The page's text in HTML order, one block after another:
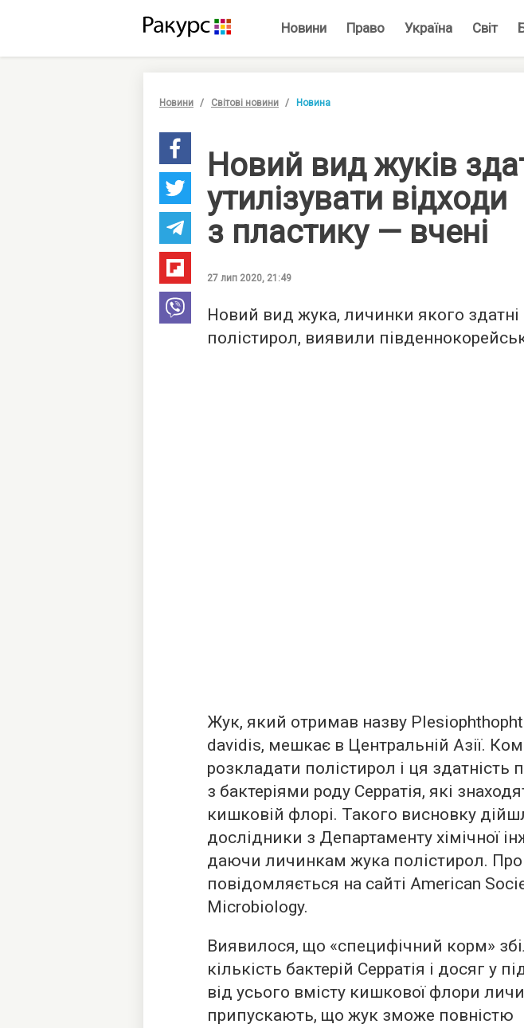
Новини Право Україна Світ
Новини Світові новини Новина
Новий вид жуків
утилізувати відходи
з пластику — вчені
27 лип 2020, 21:49
Новий вид жука, личинки якого здатні
полістирол, виявили
Жук, який отримав назву
davidis, мешкає в Центральній Азії.
розкладати полістирол і ця здатність
з бактеріями роду Серратія, які
кишковій флорі. Такого висновку
дослідники з Департаменту хімічної
даючи личинкам жука полістирол.
повідомляється на сайті American
Microbiology.
Виявилося, що «специфічний корм»
кількість бактерій Серратія і досяг у
від усього вмісту кишкової флори
припускають, що жук зможе повністю